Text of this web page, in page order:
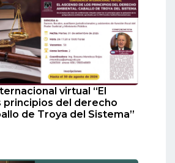
virtual “El
principios del derecho
de Troya del Sistema”